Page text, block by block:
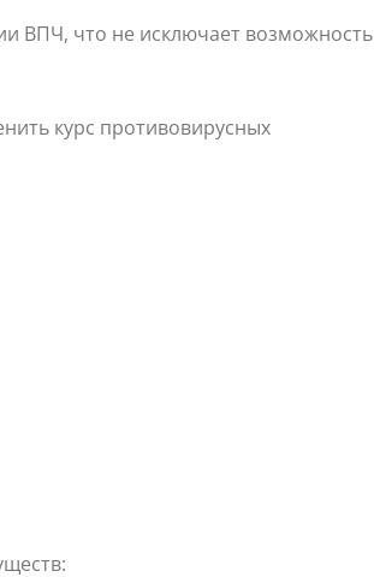
ВПЧ, что не исключает возможность
курс противовирусных